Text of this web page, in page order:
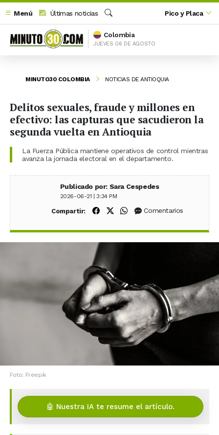
Menú
Últimas noticias
Buscar
Pico y Placa
Colombia
JUEVES 06 DE AGOSTO
MINUTO30 COLOMBIA NOTICIAS DE ANTIOQUIA
Delitos sexuales, fraude y millones en
efectivo: las capturas que sacudieron la
segunda vuelta en Antioquia
La Fuerza Pública mantiene operativos de control mientras
avanza la jornada electoral en el departamento.
Publicado por: Sara Cespedes
2026-06-21 | 3:34 PM
Compartir: Compartir en Facebook
Compartir en X (Twitter)
Compartir en WhatsApp
Comentarios
Foto: Freepik
🤖 Nuestra IA te resume el artículo.